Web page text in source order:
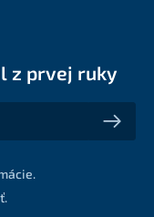
z prvej ruky